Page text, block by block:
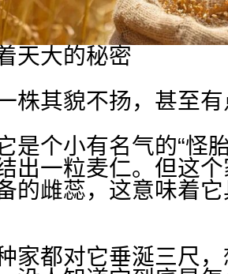
天大的秘密
其貌不扬，甚至有
是个小有名气的“怪
出一粒麦仁。但这
的雌蕊，这意味着
家都对它垂涎三尺